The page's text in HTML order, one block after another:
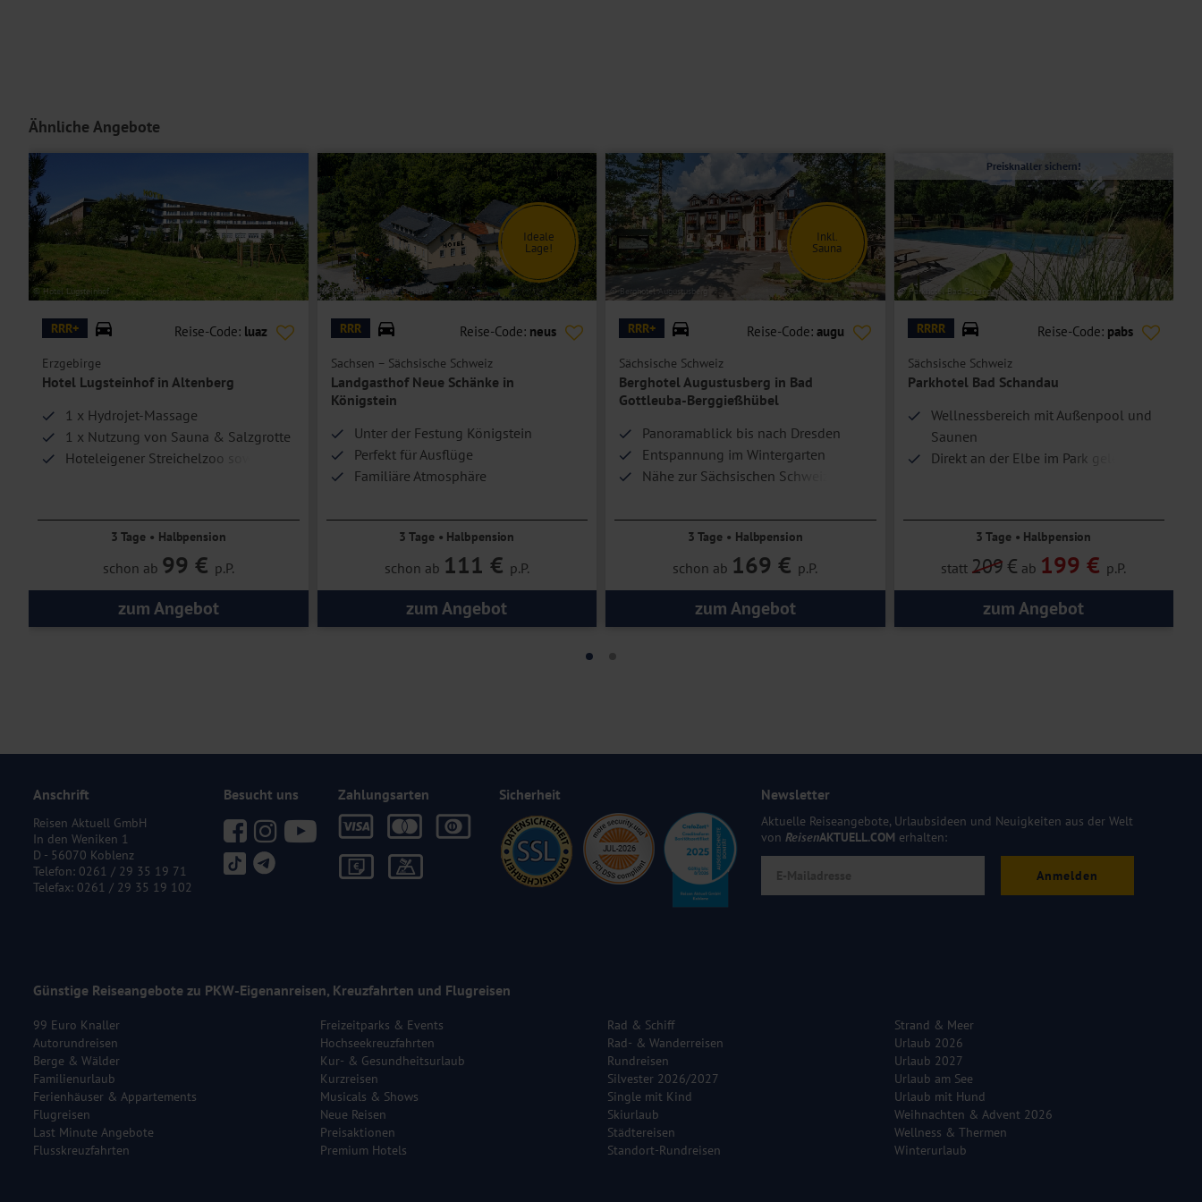
Ähnliche Angebote
© Hotel Lugsteinhof
RRR+ Reise-Code: luaz
Erzgebirge
Hotel Lugsteinhof in Altenberg
1 x Hydrojet-Massage
1 x Nutzung von Sauna & Salzgrotte
Hoteleigener Streichelzoo sowie
3 Tage • Halbpension
schon ab 99 € p.P.
zum Angebot
© Landgasthof Neue Schänke
Ideale
Lage!
RRR Reise-Code: neus
Sachsen – Sächsische Schweiz
Landgasthof Neue Schänke in
Königstein
Unter der Festung Königstein
Perfekt für Ausflüge
Familiäre Atmosphäre
3 Tage • Halbpension
schon ab 111 € p.P.
zum Angebot
© Berghotel Augustusberg
Inkl.
Sauna
RRR+ Reise-Code: augu
Sächsische Schweiz
Berghotel Augustusberg in Bad
Gottleuba-Berggießhübel
Panoramablick bis nach Dresden
Entspannung im Wintergarten
Nähe zur Sächsischen Schweiz
3 Tage • Halbpension
schon ab 169 € p.P.
zum Angebot
© Parkhotel Bad Schandau
Preisknaller sichern!
RRRR Reise-Code: pabs
Sächsische Schweiz
Parkhotel Bad Schandau
Wellnessbereich mit Außenpool und
Saunen
Direkt an der Elbe im Park gelegen
3 Tage • Halbpension
statt 209€ ab 199 € p.P.
zum Angebot
Anschrift
Reisen Aktuell GmbH
In den Weniken 1
D - 56070 Koblenz
Telefon: 0261 / 29 35 19 71
Telefax: 0261 / 29 35 19 102
Besucht uns Zahlungsarten Sicherheit Newsletter
Aktuelle Reiseangebote, Urlaubsideen und Neuigkeiten aus der Welt
von ReisenAKTUELL.COM erhalten:
Anmelden
Günstige Reiseangebote zu PKW-Eigenanreisen, Kreuzfahrten und Flugreisen
99 Euro Knaller
Autorundreisen
Berge & Wälder
Familienurlaub
Ferienhäuser & Appartements
Flugreisen
Last Minute Angebote
Flusskreuzfahrten
Freizeitparks & Events
Hochseekreuzfahrten
Kur- & Gesundheitsurlaub
Kurzreisen
Musicals & Shows
Neue Reisen
Preisaktionen
Premium Hotels
Rad & Schiff
Rad- & Wanderreisen
Rundreisen
Silvester 2026/2027
Single mit Kind
Skiurlaub
Städtereisen
Standort-Rundreisen
Strand & Meer
Urlaub 2026
Urlaub 2027
Urlaub am See
Urlaub mit Hund
Weihnachten & Advent 2026
Wellness & Thermen
Winterurlaub